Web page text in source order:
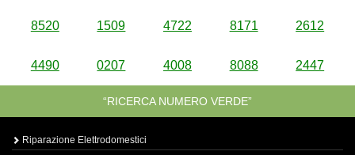
8520 1509 4722 8171 2612
4490 0207 4008 8088 2447
“RICERCA NUMERO VERDE”
Riparazione Elettrodomestici